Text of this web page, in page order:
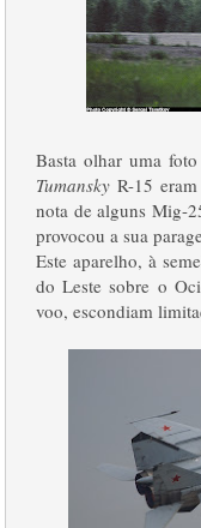
Basta olhar uma
Tumansky R-15
nota de alguns Mig-
provocou a sua
Este aparelho, à
do Leste sobre o
voo, escondiam